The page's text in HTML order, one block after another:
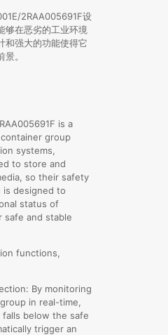
2RAA005691F设
够在恶劣的工业环境
和强大的功能使得它
。
is a
group
systems,
to store and
so their safety
is designed to
status of
safe and stable
functions,
By monitoring
in real-time,
below the safe
trigger an